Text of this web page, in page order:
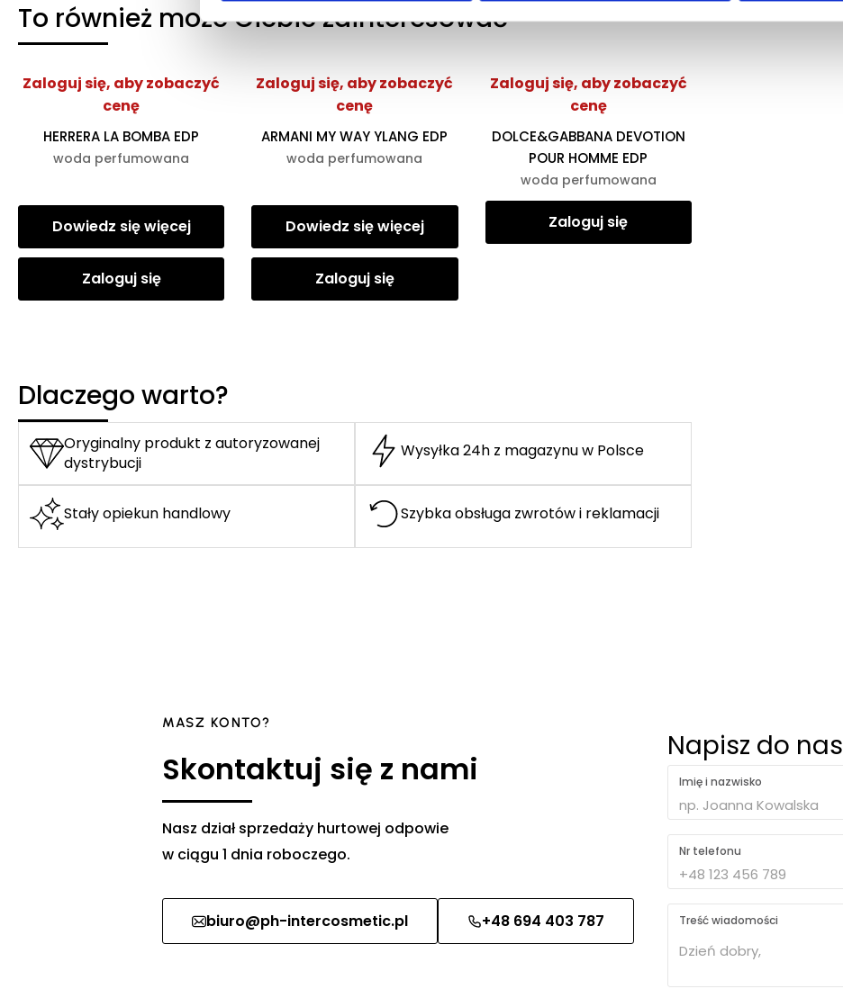
To również może Ciebie zainteresować
Zaloguj się, aby zobaczyć
cenę
HERRERA LA BOMBA EDP
woda perfumowana
Dowiedz się więcej
Zaloguj się
Zaloguj się, aby zobaczyć
cenę
ARMANI MY WAY YLANG EDP
woda perfumowana
Dowiedz się więcej
Zaloguj się
Zaloguj się, aby zobaczyć
cenę
DOLCE&GABBANA DEVOTION
POUR HOMME EDP
woda perfumowana
Zaloguj się
Dlaczego warto?
Oryginalny produkt z autoryzowanej
dystrybucji
Wysyłka 24h z magazynu w Polsce
Stały opiekun handlowy Szybka obsługa zwrotów i reklamacji
MASZ KONTO?
Skontaktuj się z nami
Nasz dział sprzedaży hurtowej odpowie
w ciągu 1 dnia roboczego.
biuro@ph-intercosmetic.pl +48 694 403 787
Napisz do nas
Imię i nazwisko
Nr telefonu
Treść wiadomości